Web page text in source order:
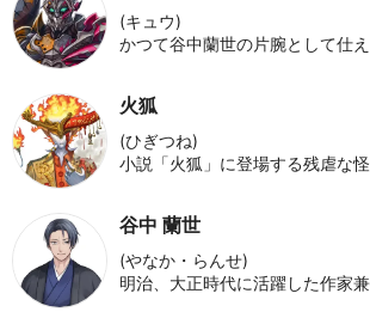
(キュウ)
かつて谷中蘭世の片腕として仕え
火狐
(ひぎつね)
小説「火狐」に登場する残虐な怪
谷中 蘭世
(やなか・らんせ)
明治、大正時代に活躍した作家兼